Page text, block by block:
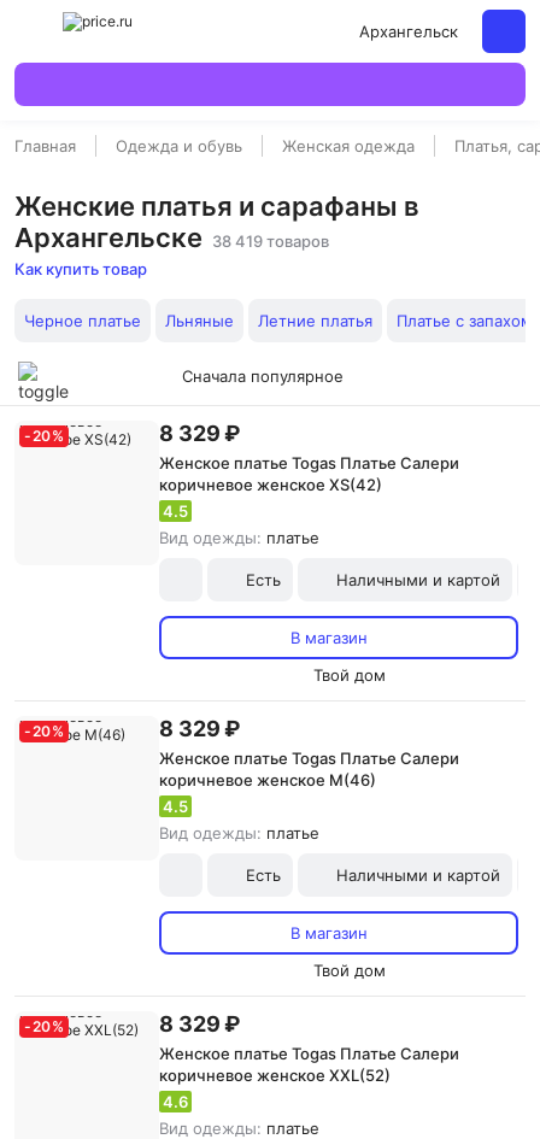
Архангельск
Главная Одежда и обувь Женская одежда Платья,
Женские платья и сарафаны в
Архангельске
38 419 товаров
Как купить товар
Черное платье Льняные Летние платья Платье с запахом
Сначала популярное
-20% 8 329 ₽
Женское платье Togas Платье Салери
коричневое женское XS(42)
4.5
Вид одежды: платье
Есть Наличными и картой
В магазин
Твой дом
-20% 8 329 ₽
Женское платье Togas Платье Салери
коричневое женское M(46)
4.5
Вид одежды: платье
Есть Наличными и картой
В магазин
Твой дом
-20% 8 329 ₽
Женское платье Togas Платье Салери
коричневое женское XXL(52)
4.6
Вид одежды: платье